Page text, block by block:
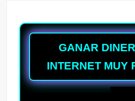
GANAR
INTERNET MUY